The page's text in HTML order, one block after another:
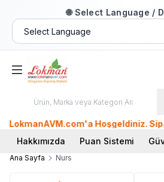
🌐 Select Language /
LokmanAVM.com'a Hoşgeldiniz.
Hakkımızda
Puan Sistemi
Ana Sayfa Nurs